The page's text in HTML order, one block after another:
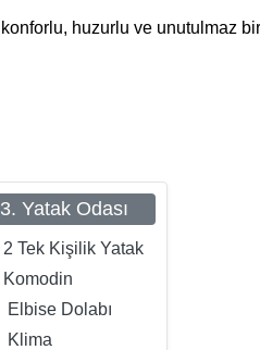
huzurlu ve unutulmaz
3. Yatak Odası
2 Tek Kişilik Yatak
Komodin
Elbise Dolabı
Klima